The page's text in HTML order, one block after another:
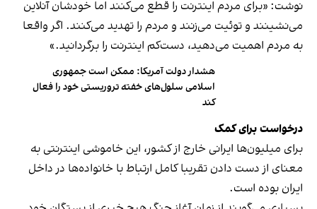
نوشت: «برای مردم اینترنت را قطع می‌کنند اما خودشان آنلاین
می‌نشینند و توئیت می‌زنند و مردم را تهدید می‌کنند. اگر واقعا
به مردم اهمیت می‌دهید، دست‌کم اینترنت را برگردانید.»
هشدار دولت آمریکا: ممکن است جمهوری
اسلامی سلول‌های خفته تروریستی خود را فعال
کند
درخواست برای کمک
برای میلیون‌ها ایرانی خارج از کشور، این خاموشی اینترنتی به
معنای از دست دادن تقریبا کامل ارتباط با خانواده‌ها در داخل
ایران بوده است.